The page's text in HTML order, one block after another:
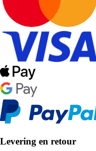
Levering en retour